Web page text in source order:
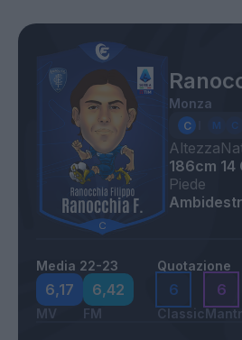
Monza
Altezza
186cm 14
Piede
Media 22-23
6,17
MV
6,42
FM
Quotazione
6
Classic
6